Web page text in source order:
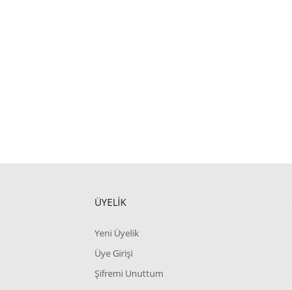
ÜYELİK
Yeni Üyelik
Üye Girişi
Şifremi Unuttum